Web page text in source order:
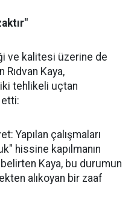
ve kalitesi üzerine de
Kaya,
iki tehlikeli uçtan
etti:
Yapılan çalışmaları
hissine kapılmanın
Kaya, bu durumun
alıkoyan bir zaaf